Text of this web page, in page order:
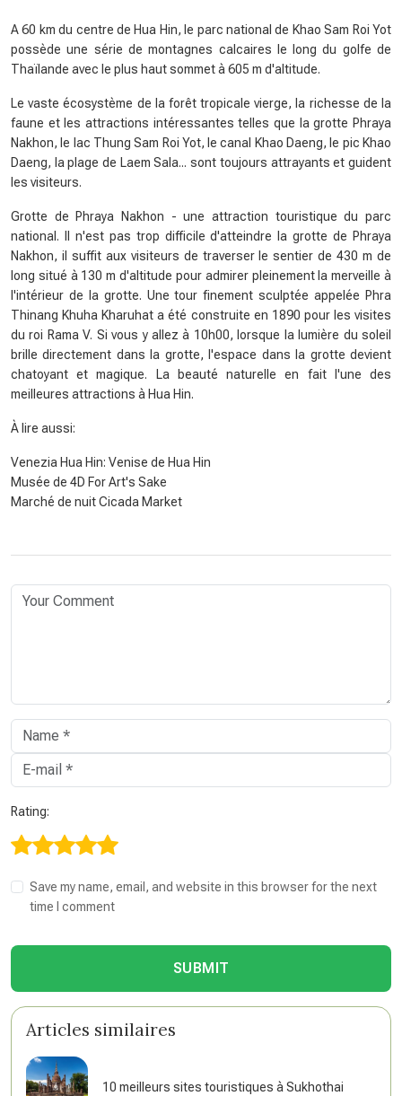
A 60 km du centre de Hua Hin, le parc national de Khao Sam Roi Yot
possède une série de montagnes calcaires le long du golfe de
Thaïlande avec le plus haut sommet à 605 m d'altitude.
Le vaste écosystème de la forêt tropicale vierge, la richesse de la
faune et les attractions intéressantes telles que la grotte Phraya
Nakhon, le lac Thung Sam Roi Yot, le canal Khao Daeng, le pic Khao
Daeng, la plage de Laem Sala... sont toujours attrayants et guident
les visiteurs.
Grotte de Phraya Nakhon - une attraction touristique du parc
national. Il n'est pas trop difficile d'atteindre la grotte de Phraya
Nakhon, il suffit aux visiteurs de traverser le sentier de 430 m de
long situé à 130 m d'altitude pour admirer pleinement la merveille à
l'intérieur de la grotte. Une tour finement sculptée appelée Phra
Thinang Khuha Kharuhat a été construite en 1890 pour les visites
du roi Rama V. Si vous y allez à 10h00, lorsque la lumière du soleil
brille directement dans la grotte, l'espace dans la grotte devient
chatoyant et magique. La beauté naturelle en fait l'une des
meilleures attractions à Hua Hin.
À lire aussi:
Venezia Hua Hin: Venise de Hua Hin
Musée de 4D For Art's Sake
Marché de nuit Cicada Market
Rating:
Save my name, email, and website in this browser for the next
time I comment
SUBMIT
Articles similaires
10 meilleurs sites touristiques à Sukhothai